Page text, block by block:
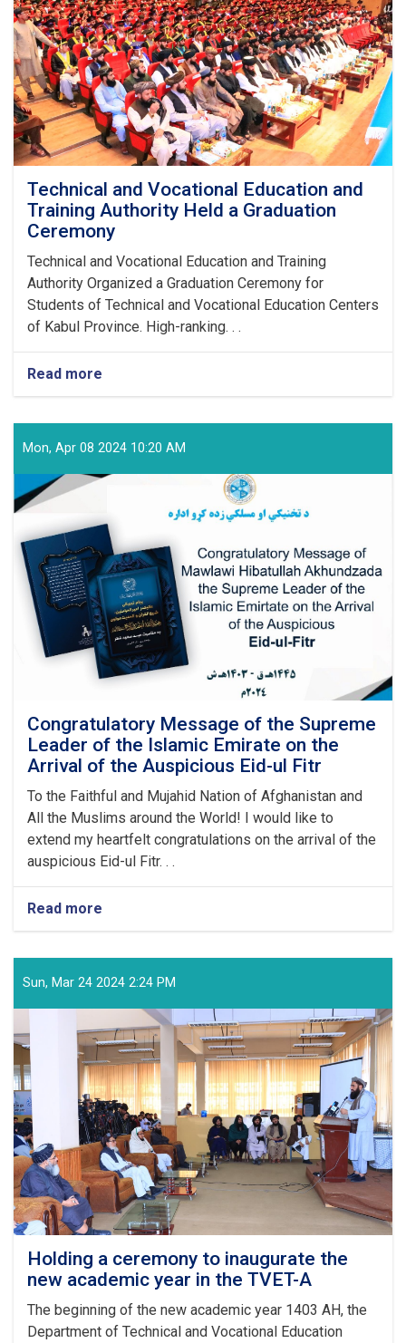
Technical and Vocational Education and
Training Authority Held a Graduation
Ceremony
Technical and Vocational Education and Training
Authority Organized a Graduation Ceremony for
Students of Technical and Vocational Education Centers
of Kabul Province. High-ranking. . .
Read more
Technical
Vocational
Education
Training
Held
a
Graduation
Ceremony
Mon, Apr 08 2024 10:20 AM
Congratulatory Message of the Supreme
Leader of the Islamic Emirate on the
Arrival of the Auspicious Eid-ul Fitr
To the Faithful and Mujahid Nation of Afghanistan and
All the Muslims around the World! I would like to
extend my heartfelt congratulations on the arrival of the
auspicious Eid-ul Fitr. . .
Read more
Congratulatory
of
the
Leader
of
the
Islamic
Emirate
on
the
Arrival
of
the
Auspicious
Eid-
ul
Fitr
Sun, Mar 24 2024 2:24 PM
Holding a ceremony to inaugurate the
new academic year in the TVET-A
The beginning of the new academic year 1403 AH, the
Department of Technical and Vocational Education